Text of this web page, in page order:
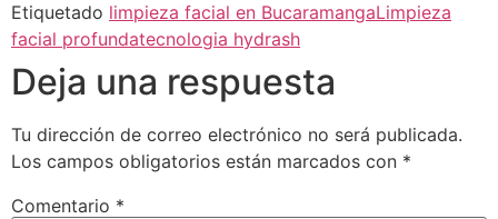
Etiquetado limpieza facial en BucaramangaLimpieza
facial profundatecnologia hydrash
Deja una respuesta
Tu dirección de correo electrónico no será publicada.
Los campos obligatorios están marcados con *
Comentario *